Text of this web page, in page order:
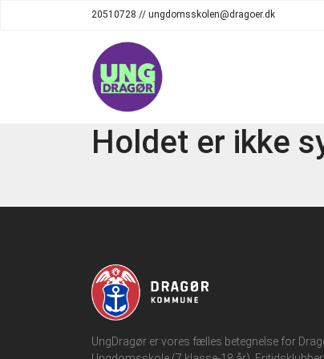
20510728 // ungdomsskolen@dragoer.dk
Holdet er ikke
UngDragør er vores fælles betegnelse for